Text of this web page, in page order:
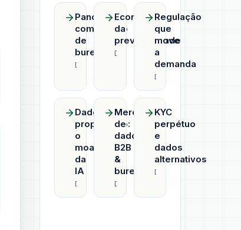
Panorama
competitivo
de
bureaus
Economia
da
previsibilidade
Regulação
que
move
a
demanda
Dado
proprietário:
o
moat
da
IA
Mercado
de
dados
B2B
&
bureaus
KYC
perpétuo
e
dados
alternativos